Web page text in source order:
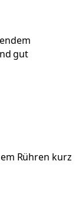
gut
Rühren kurz